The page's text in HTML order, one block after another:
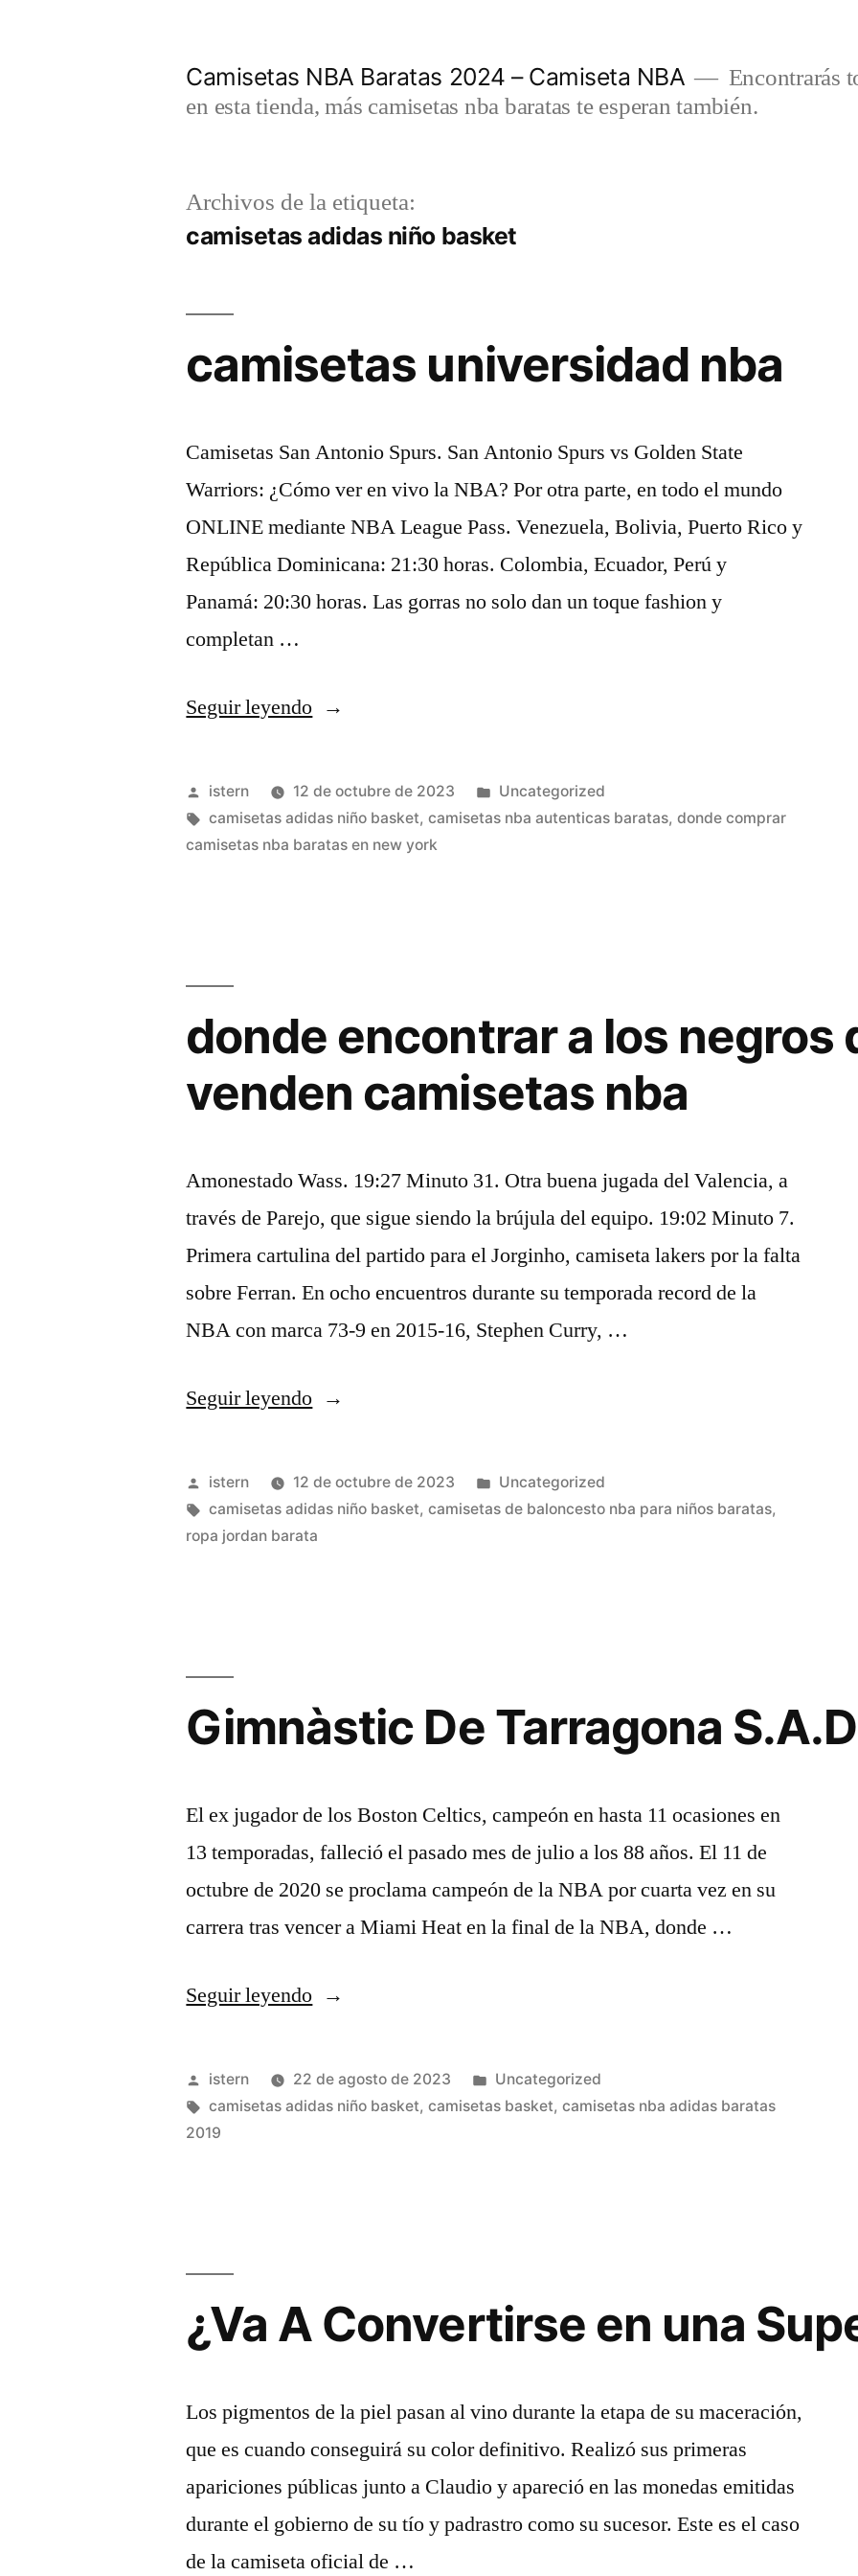
Camisetas NBA Baratas 2024 – Camiseta NBA
Encontrarás
en esta tienda, más camisetas nba baratas te esperan también.
Archivos de la etiqueta:
camisetas adidas niño basket
camisetas universidad nba
Camisetas San Antonio Spurs. San Antonio Spurs vs Golden State
Warriors: ¿Cómo ver en vivo la NBA? Por otra parte, en todo el mundo
ONLINE mediante NBA League Pass. Venezuela, Bolivia, Puerto Rico y
República Dominicana: 21:30 horas. Colombia, Ecuador, Perú y
Panamá: 20:30 horas. Las gorras no solo dan un toque fashion y
completan …
Seguir leyendo«camisetas
nba»
Publicado
por
istern 12 de octubre de 2023
Publicado
en
Uncategorized
Etiquetas:
camisetas adidas niño basket,camisetas nba autenticas baratas,donde comprar
camisetas nba baratas en new york
donde encontrar a los negros
venden camisetas nba
Amonestado Wass. 19:27 Minuto 31. Otra buena jugada del Valencia, a
través de Parejo, que sigue siendo la brújula del equipo. 19:02 Minuto 7.
Primera cartulina del partido para el Jorginho, camiseta lakers por la falta
sobre Ferran. En ocho encuentros durante su temporada record de la
NBA con marca 73-9 en 2015-16, Stephen Curry, …
Seguir leyendo«donde
a
los
negros
Publicado
por
istern 12 de octubre de 2023
Publicado
en
Uncategorized
Etiquetas:
camisetas adidas niño basket,camisetas de baloncesto nba para niños baratas,
ropa jordan barata
Gimnàstic De Tarragona S.A.D
El ex jugador de los Boston Celtics, campeón en hasta 11 ocasiones en
13 temporadas, falleció el pasado mes de julio a los 88 años. El 11 de
octubre de 2020 se proclama campeón de la NBA por cuarta vez en su
carrera tras vencer a Miami Heat en la final de la NBA, donde …
Seguir leyendo«Gimnàstic
Tarragona
S.A.D»
Publicado
por
istern 22 de agosto de 2023
Publicado
en
Uncategorized
Etiquetas:
camisetas adidas niño basket,camisetas basket,camisetas nba adidas baratas
2019
¿Va A Convertirse en una
Los pigmentos de la piel pasan al vino durante la etapa de su maceración,
que es cuando conseguirá su color definitivo. Realizó sus primeras
apariciones públicas junto a Claudio y apareció en las monedas emitidas
durante el gobierno de su tío y padrastro como su sucesor. Este es el caso
de la camiseta oficial de …